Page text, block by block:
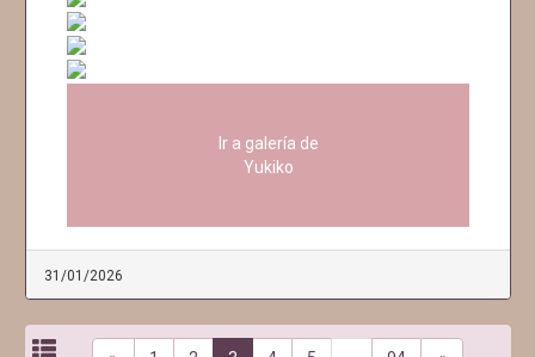
Ir a galería de
Yukiko
31/01/2026